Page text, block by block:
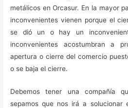
metálicos en Orcasur. En la mayor
inconvenientes vienen porque el
se dió un o hay un
inconvenientes acostumbran a
apertura o cierre del comercio
o se baja el cierre.
Debemos tener una compañía
sepamos que nos irá a solucionar